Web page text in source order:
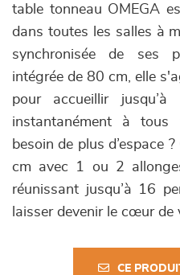
table tonneau OMEGA
dans toutes les salles à
synchronisée de ses
intégrée de 80 cm, elle
pour accueillir jusqu’à
instantanément à tous
besoin de plus d’espace
cm avec 1 ou 2
réunissant jusqu’à 16
laisser devenir le cœur
CE